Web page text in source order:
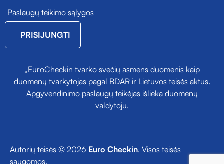
Paslaugų teikimo sąlygos
PRISIJUNGTI
„EuroCheckin tvarko svečių asmens duomenis kaip
duomenų tvarkytojas pagal BDAR ir Lietuvos teisės aktus.
Apgyvendinimo paslaugų teikėjas išlieka duomenų
valdytoju.
Autorių teisės © 2026 Euro Checkin. Visos teisės
saugomos.